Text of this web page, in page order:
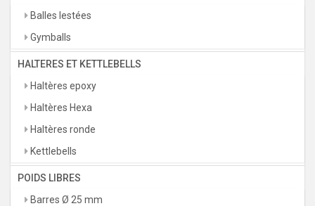
Balles lestées
Gymballs
HALTERES ET KETTLEBELLS
Haltères epoxy
Haltères Hexa
Haltères ronde
Kettlebells
POIDS LIBRES
Barres Ø 25 mm